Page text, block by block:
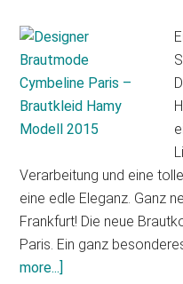
Verarbeitung und eine
eine edle Eleganz. Ganz
Frankfurt! Die neue
Paris. Ein ganz
more...]